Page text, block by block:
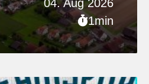
04. Aug 2026
1min